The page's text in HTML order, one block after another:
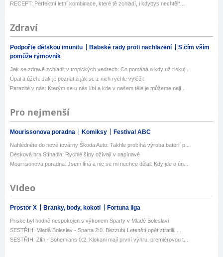
RECEPT: Perfektní letní kombinace, které tě zchladí, i kdybys nechtěl*...
Zdraví
Podpořte dětskou imunitu Babské rady proti nachlazení
S čím vším
pomůže rýmovník
Jak se zdravě zchladit v tropických vedrech: Co pomáhá a kdy už riskuj...
Úpal a úžeh: Jak je poznat a jak se z nich rychle vyléčit
Parazité v nás: Kterým se u nás líbí a kde v našem těle je můžeme nají...
Pro nejmenší
Mourissonova poradna Komiksy Festival ABC
Nahlédněte do nové továrny Škoda Auto: Takhle probíhá výroba baterií p...
Desková hra Stínadla: Rychlé šípy ožívají v napínavé
Mourrisonova poradna: Jsem líná a nic se mi nechce dělat: Kdy jde o ún...
Video
Prostor X Branky, body, kokoti Fortuna liga
Priske byl hodně nespokojen s výkonem Sparty v Mladé Boleslavi
SESTŘIH: Mladá Boleslav - Sparta 2:0. Bezzubí Letenští opět ztratili. ...
SESTŘIH: Zlín - Bohemians 0:2. Klokani mají první výhru, premiérovou t...